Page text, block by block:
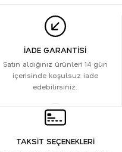
İADE GARANTİSİ
Satın aldığınız ürünleri 14 gün
içerisinde koşulsuz iade
edebilirsiniz.
TAKSİT SEÇENEKLERİ